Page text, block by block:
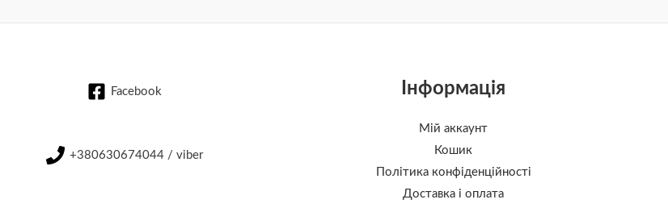
Facebook
+380630674044 / viber
Інформація
Мій аккаунт
Кошик
Політика конфіденційності
Доставка і оплата